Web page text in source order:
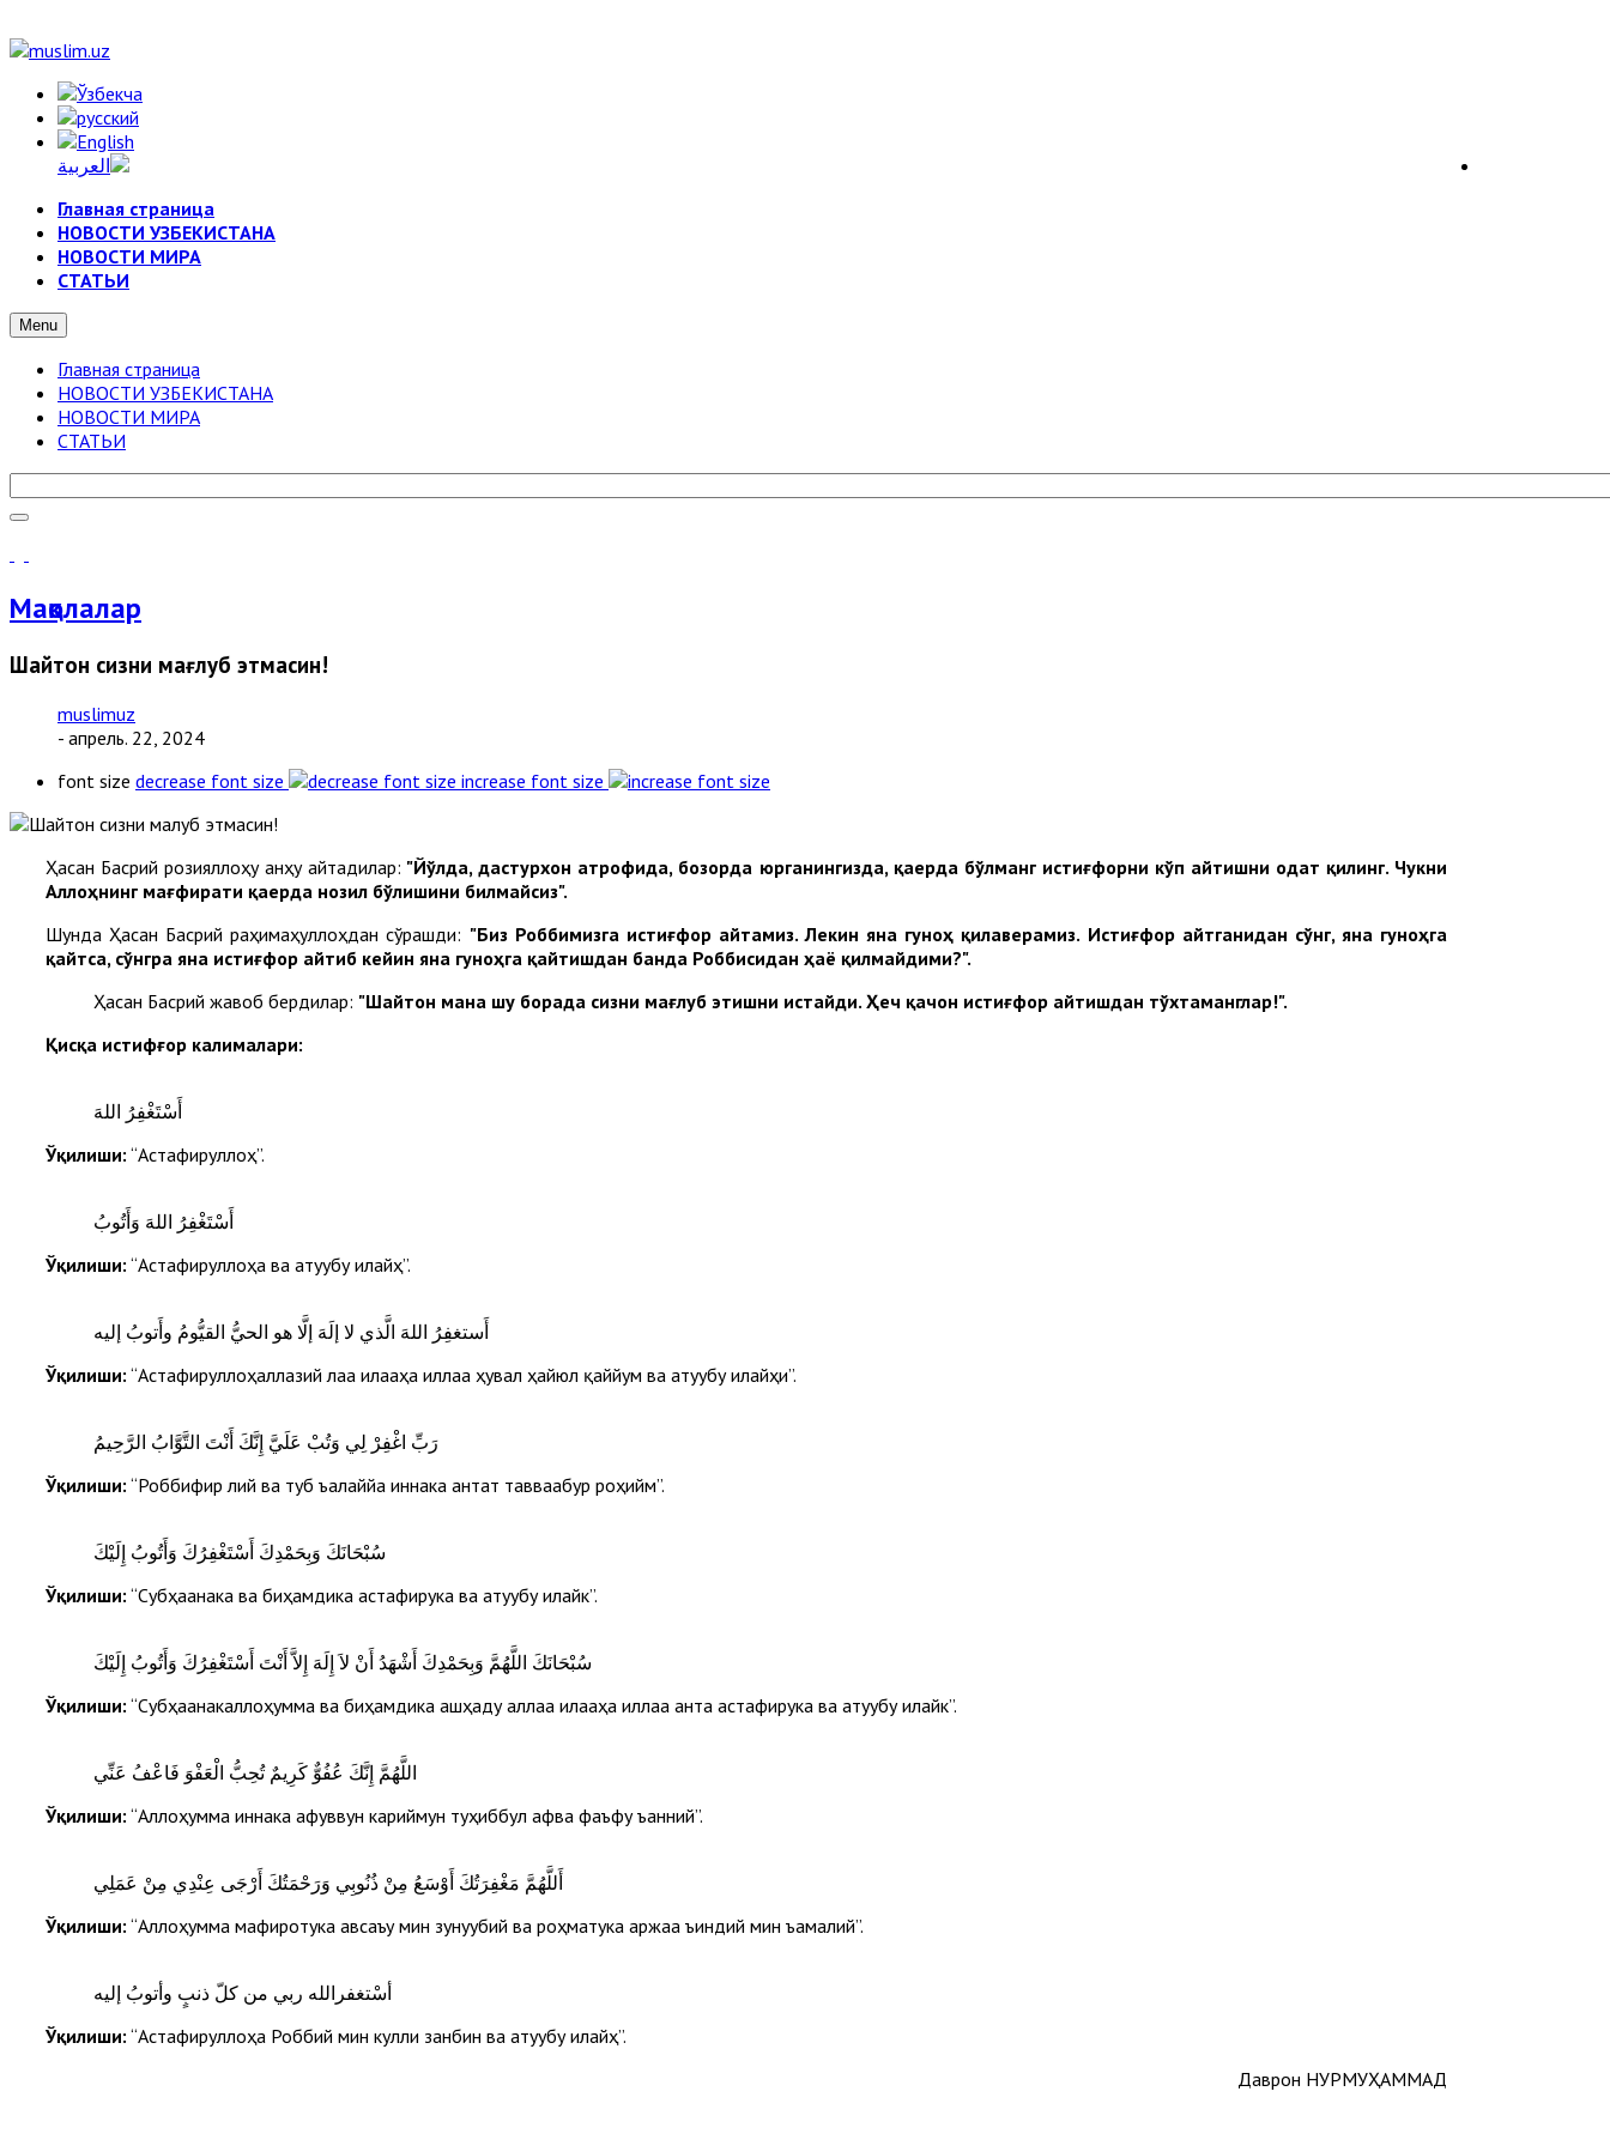
Главная страница
НОВОСТИ УЗБЕКИСТАНА
НОВОСТИ МИРА
СТАТЬИ
Menu
Главная страница
НОВОСТИ УЗБЕКИСТАНА
НОВОСТИ МИРА
СТАТЬИ
Мақолалар
Шайтон сизни мағлуб этмасин!
muslimuz
- апрель. 22, 2024
font size decrease font size increase font size
Ҳасан Басрий розияллоҳу анҳу айтадилар: "Йўлда, дастурхон атрофида, бозорда юрганингизда, қаерда бўлманг истиғфорни кўп айтишни одат қилинг. Чукни
Аллоҳнинг мағфирати қаерда нозил бўлишини билмайсиз".
Шунда Ҳасан Басрий раҳимаҳуллоҳдан сўрашди: "Биз Роббимизга истиғфор айтамиз. Лекин яна гуноҳ қилаверамиз. Истиғфор айтганидан сўнг, яна гуноҳга
қайтса, сўнгра яна истиғфор айтиб кейин яна гуноҳга қайтишдан банда Роббисидан ҳаё қилмайдими?".
Ҳасан Басрий жавоб бердилар: "Шайтон мана шу борада сизни мағлуб этишни истайди. Ҳеч қачон истиғфор айтишдан тўхтаманглар!".
Қисқа истифғор калималари:
أَسْتَغْفِرُ اللهَ
Ўқилиши: “Астағфируллоҳ”.
أَسْتَغْفِرُ اللهَ وَأَتُوبُ
Ўқилиши: “Астағфируллоҳа ва атуубу илайҳ”.
أَستغفِرُ اللهَ الَّذي لا إلَهَ إلَّا هو الحيُّ القيُّومُ وأَتوبُ إليه
Ўқилиши: “Астағфируллоҳаллазий лаа илааҳа иллаа ҳувал ҳайюл қаййум ва атуубу илайҳи”.
رَبِّ اغْفِرْ لِي وَتُبْ عَلَيَّ إِنَّكَ أَنْتَ التَّوَّابُ الرَّحِيمُ
Ўқилиши: “Роббиғфир лий ва туб ъалаййа иннака антат тавваабур роҳийм”.
سُبْحَانَكَ وَبِحَمْدِكَ أَسْتَغْفِرُكَ وَأَتُوبُ إِلَيْكَ
Ўқилиши: “Субҳаанака ва биҳамдика астағфирука ва атуубу илайк”.
سُبْحَانَكَ اللَّهُمَّ وَبِحَمْدِكَ أَشْهَدُ أَنْ لاَ إِلَهَ إِلاَّ أَنْتَ أَسْتَغْفِرُكَ وَأَتُوبُ إِلَيْكَ
Ўқилиши: “Субҳаанакаллоҳумма ва биҳамдика ашҳаду аллаа илааҳа иллаа анта астағфирука ва атуубу илайк”.
اللَّهُمَّ إِنَّكَ عُفُوٌّ كَرِيمٌ تُحِبُّ الْعَفْوَ فَاعْفُ عَنِّي
Ўқилиши: “Аллоҳумма иннака афуввун кариймун туҳиббул афва фаъфу ъанний”.
أَللَّهُمَّ مَغْفِرَتُكَ أَوْسَعُ مِنْ ذُنُوبِي وَرَحْمَتُكَ أَرْجَى عِنْدِي مِنْ عَمَلِي
Ўқилиши: “Аллоҳумма мағфиротука авсаъу мин зунуубий ва роҳматука аржаа ъиндий мин ъамалий”.
أسْتغفرالله ربي من كلّ ذنبٍ وأتوبُ إليه
Ўқилиши: “Астағфируллоҳа Роббий мин кулли занбин ва атуубу илайҳ”.
Даврон НУРМУҲАММАД